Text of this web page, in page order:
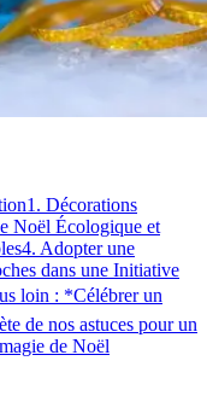
1. Décorations
Noël Écologique et
4. Adopter une
dans une Initiative
loin : *Célébrer un
de nos astuces pour un
de Noël